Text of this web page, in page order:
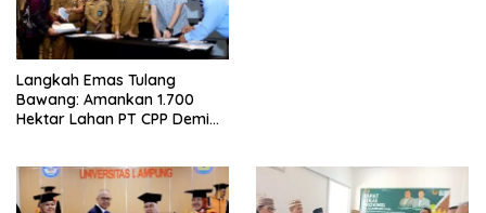
Langkah Emas Tulang
Bawang: Amankan 1.700
Hektar Lahan PT CPP Demi